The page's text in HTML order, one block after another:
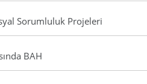
Sorumluluk Projeleri
BAH